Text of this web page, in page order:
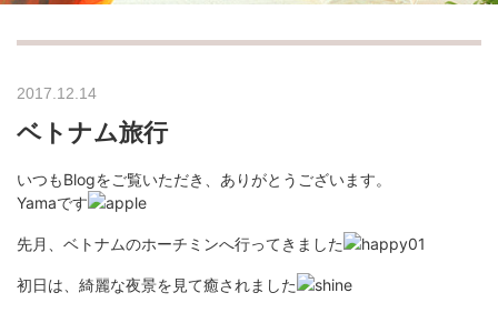
2017.12.14
ベトナム旅行
いつもBlogをご覧いただき、ありがとうございます。
Yamaです
先月、ベトナムのホーチミンへ行ってきました
初日は、綺麗な夜景を見て癒されました